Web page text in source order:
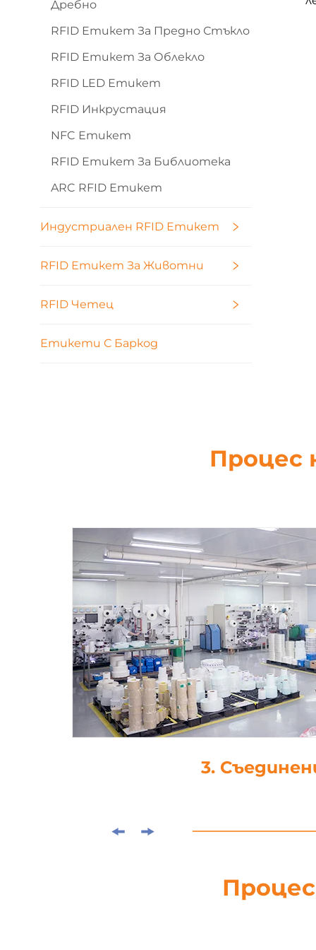
Дребно
RFID Етикет За Предно Стъкло
RFID Етикет За Облекло
RFID LED Етикет
RFID Инкрустация
NFC Етикет
RFID Етикет За Библиотека
ARC RFID Етикет
Индустриален RFID Етикет
RFID Етикет За Животни
RFID Четец
Етикети С Баркод
Процес
4.